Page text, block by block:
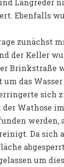
Langreder
Ebenfalls
zunächst
der Keller
das
sich
Wathose
werden,
Da sich
um